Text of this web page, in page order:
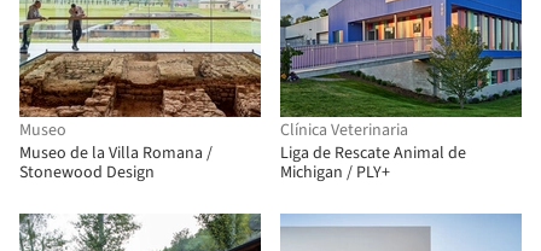
Museo
Museo de la Villa Romana /
Stonewood Design
Clínica Veterinaria
Liga de Rescate Animal de
Michigan / PLY+